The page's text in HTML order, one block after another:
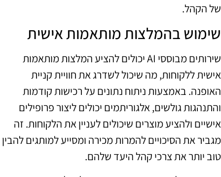
של הקהל.
שימוש בהמלצות מותאמות אישית
שירותים מבוססי AI יכולים להציע המלצות מותאמות
אישית ללקוחות, מה שיכול לשדרג את חוויית קניית
האופנה. באמצעות ניתוח נתונים על רכישות קודמות
והתנהגות גולשים, אלגוריתמים יכולים ליצור פרופילים
אישיים ולהציע מוצרים שיכולים לעניין את הלקוחות. זה
מגביר את הסיכויים להמרות מכירה ומסייע למותגים להבין
טוב יותר את צרכי קהל היעד שלהם.